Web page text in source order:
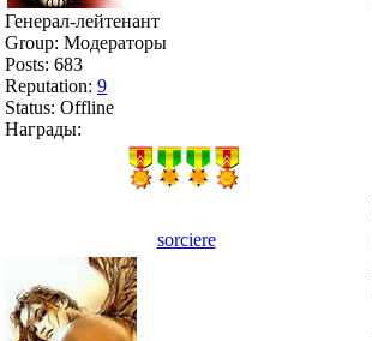
Генерал-лейтенант
Group: Модераторы
Posts: 683
Reputation: 9
Status: Offline
Награды:
sorciere